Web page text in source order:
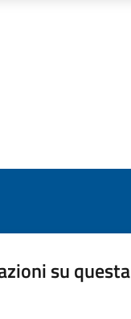
su questa